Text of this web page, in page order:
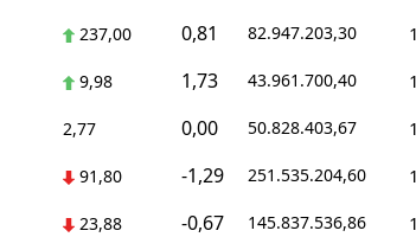
Kastamonu
Kayseri
Kırklareli
Kırşehir
Kocaeli
237,00 0,81 82.947.203,30
9,98 1,73 43.961.700,40
2,77 0,00 50.828.403,67
91,80 -1,29 251.535.204,60
23,88 -0,67 145.837.536,86